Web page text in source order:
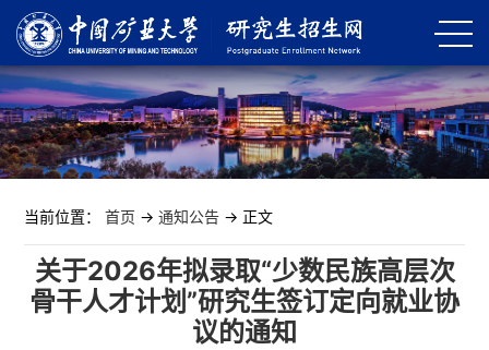
当前位置：首页 ->通知公告 -> 正文
关于2026年拟录取“少数民族高层次
骨干人才计划”研究生签订定向就业协
议的通知